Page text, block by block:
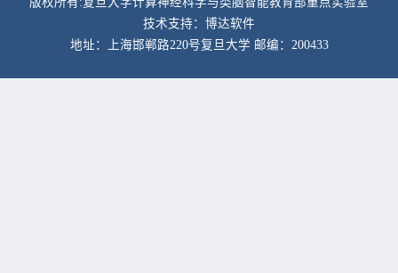
技术支持：博达软件
地址：上海邯郸路220号复旦大学 邮编：200433